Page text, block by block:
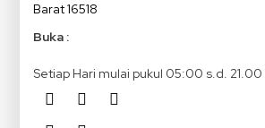
Barat 16518
Buka :
Setiap Hari mulai pukul 05:00 s.d. 21.00